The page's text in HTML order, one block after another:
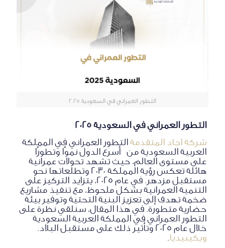
التطور العمراني في السعودية 2025
التطور العمراني في السعودية 2025
شركة اجاد المتقدمةالتطور العمراني في المملكة
العربية السعودية من أسرع الدول نموًا وتطورًا
على مستوى العالم، حيث تشهد تحولات عمرانية
هائلة تعكس رؤية المملكة 2030 وتطلعاتها نحو
مستقبل مزدهر. في عام 2025، يتزايد التركيز على
التنمية العمرانية بشكل ملحوظ، مع تنفيذ مشاريع
ضخمة تهدف إلى تعزيز البنية التحتية وتوفير بيئة
حضارية متطورة. في هذا المقال، سنلقي نظرة على
التطور العمراني في المملكة العربية السعودية
خلال عام 2025 وتأثير ذلك على مستقبل البلاد.
ويكيبيديا.